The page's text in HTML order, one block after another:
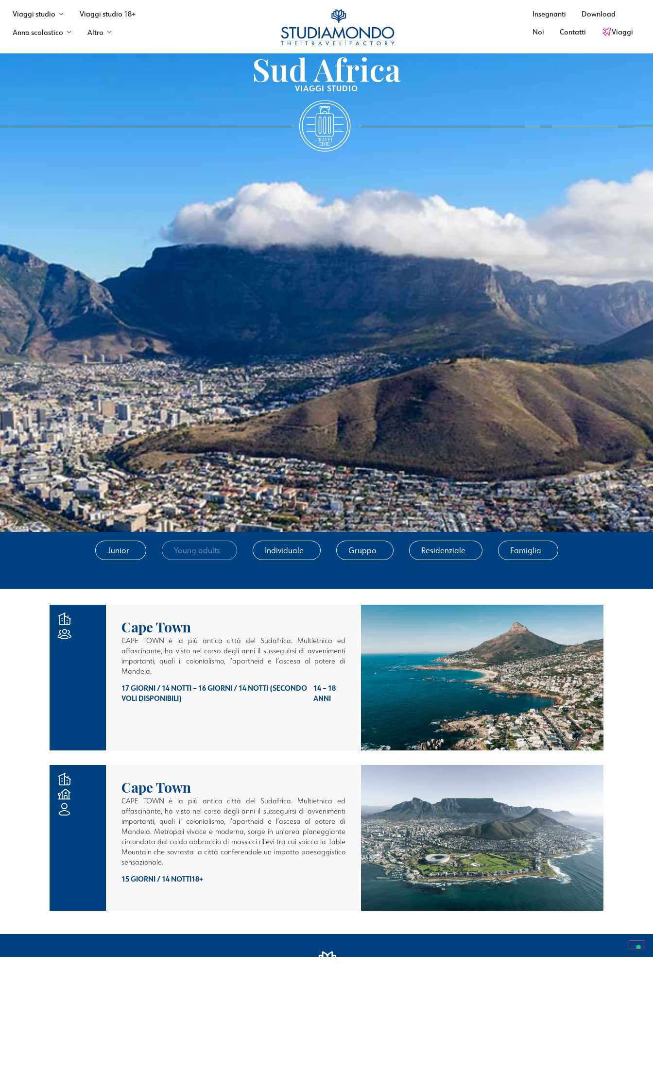
Viaggi studio
Viaggi studio 18+
Anno scolastico
Altro
Insegnanti
Download
Noi
Contatti Viaggi
Sud Africa
VIAGGI STUDIO
TRAVEL
TIME
Junior Young adults Individuale Gruppo Residenziale Famiglia
Cape Town
CAPE TOWN è la più antica città del Sudafrica. Multietnica ed
affascinante, ha visto nel corso degli anni il susseguirsi di avvenimenti
importanti, quali il colonialismo, l’apartheid e l’ascesa al potere di
Mandela.
17 GIORNI / 14 NOTTI – 16 GIORNI / 14 NOTTI (SECONDO
VOLI DISPONIBILI)
14 – 18
ANNI
Cape Town
CAPE TOWNè la più antica città del Sudafrica. Multietnica ed
affascinante, ha visto nel corso degli anni il susseguirsi di avvenimenti
importanti, quali il colonialismo, l’apartheid e l’ascesa al potere di
Mandela. Metropoli vivace e moderna, sorge in un’area pianeggiante
circondata dal caldo abbraccio di massicci rilievi tra cui spicca la Table
Mountain che sovrasta la città conferendole un impatto paesaggistico
sensazionale.
15 GIORNI / 14 NOTTI18+